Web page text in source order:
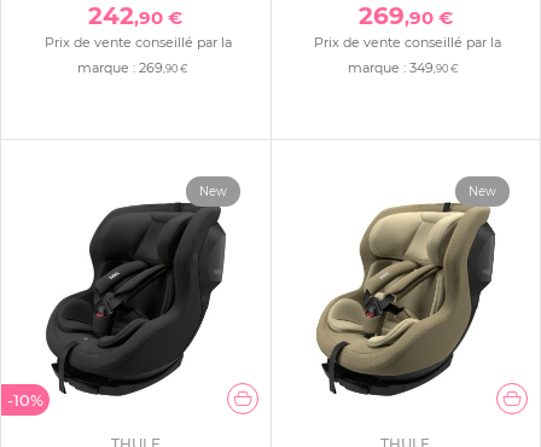
242,90 €
Prix de vente conseillé par la
marque :269,90 €
269,90 €
Prix de vente conseillé par la
marque : 349,90 €
-10%
New New